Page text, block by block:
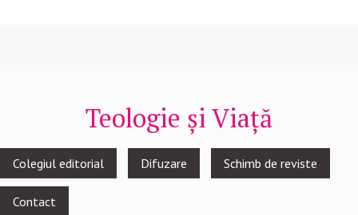
Teologie și Viață
Footer
menu
Colegiul editorial Difuzare Schimb de reviste
Contact